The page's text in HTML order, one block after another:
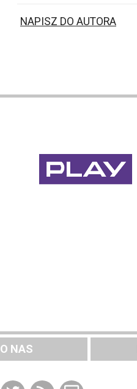
NAPISZ DO AUTORA
O NAS